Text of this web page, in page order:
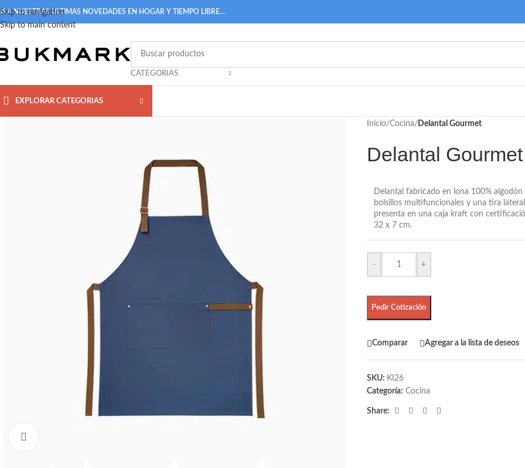
Skip to navigation
Skip to main content
NUESTRAS ULTIMAS NOVEDADES EN HOGAR Y TIEMPO LIBRE…
CATEGORIAS
EXPLORAR CATEGORIAS
Inicio/Cocina/ Delantal Gourmet
Delantal Gourmet
Delantal fabricado en lona 100%
bolsillos multifuncionales y una tira
presenta en una caja kraft con
32 x 7 cm.
- +
Pedir Cotización
Comparar Agregar a la lista de deseos
SKU: KI26
Categoría: Cocina
Share: